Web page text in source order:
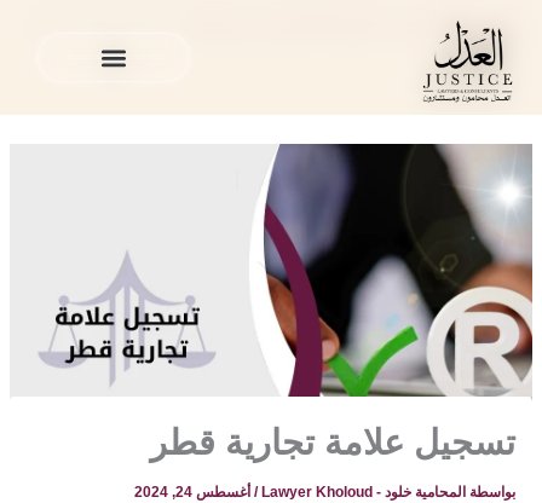
المحتوى
المدونة القانونية
قطر
تسجيل علامة تجارية قطر
بواسطة المحامية خلود - Lawyer Kholoud / أغسطس 24, 2024